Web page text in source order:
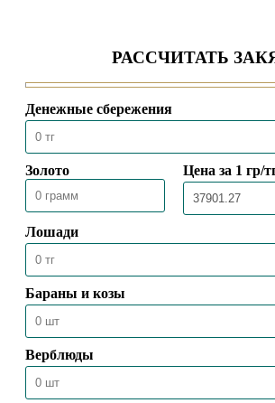
04.08.2026 59
ПРЕДСЕДАТЕЛЬ ДУМК ВЫСТУПИЛ С
ПЯТНИЧНОЙ ПРОПОВЕДЬЮ В
МЕЧЕТИ «НҰРСҰЛТАН»
31.07.2026